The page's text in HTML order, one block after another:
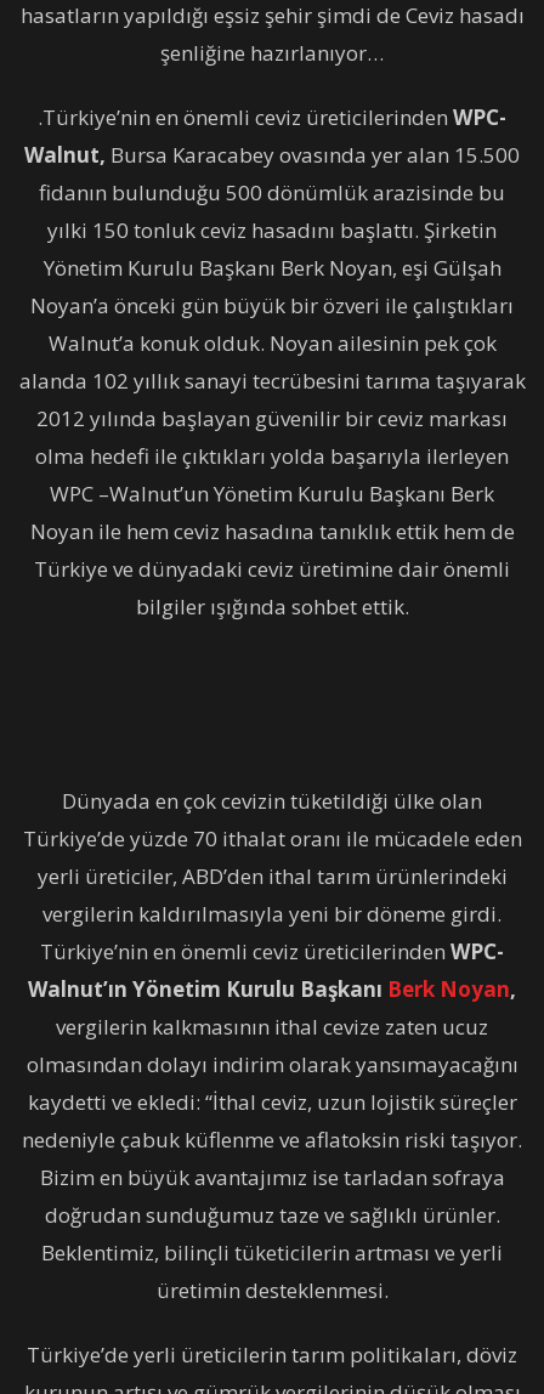
hasatların yapıldığı eşsiz şehir şimdi de Ceviz hasadı
şenliğine hazırlanıyor…
.Türkiye’nin en önemli ceviz üreticilerinden WPC-
Walnut, Bursa Karacabey ovasında yer alan 15.500
fidanın bulunduğu 500 dönümlük arazisinde bu
yılki 150 tonluk ceviz hasadını başlattı. Şirketin
Yönetim Kurulu Başkanı Berk Noyan, eşi Gülşah
Noyan’a önceki gün büyük bir özveri ile çalıştıkları
Walnut’a konuk olduk. Noyan ailesinin pek çok
alanda 102 yıllık sanayi tecrübesini tarıma taşıyarak
2012 yılında başlayan güvenilir bir ceviz markası
olma hedefi ile çıktıkları yolda başarıyla ilerleyen
WPC –Walnut’un Yönetim Kurulu Başkanı Berk
Noyan ile hem ceviz hasadına tanıklık ettik hem de
Türkiye ve dünyadaki ceviz üretimine dair önemli
bilgiler ışığında sohbet ettik.
Dünyada en çok cevizin tüketildiği ülke olan
Türkiye’de yüzde 70 ithalat oranı ile mücadele eden
yerli üreticiler, ABD’den ithal tarım ürünlerindeki
vergilerin kaldırılmasıyla yeni bir döneme girdi.
Türkiye’nin en önemli ceviz üreticilerinden WPC-
Walnut’ın Yönetim Kurulu Başkanı Berk Noyan,
vergilerin kalkmasının ithal cevize zaten ucuz
olmasından dolayı indirim olarak yansımayacağını
kaydetti ve ekledi: “İthal ceviz, uzun lojistik süreçler
nedeniyle çabuk küflenme ve aflatoksin riski taşıyor.
Bizim en büyük avantajımız ise tarladan sofraya
doğrudan sunduğumuz taze ve sağlıklı ürünler.
Beklentimiz, bilinçli tüketicilerin artması ve yerli
üretimin desteklenmesi.
Türkiye’de yerli üreticilerin tarım politikaları, döviz